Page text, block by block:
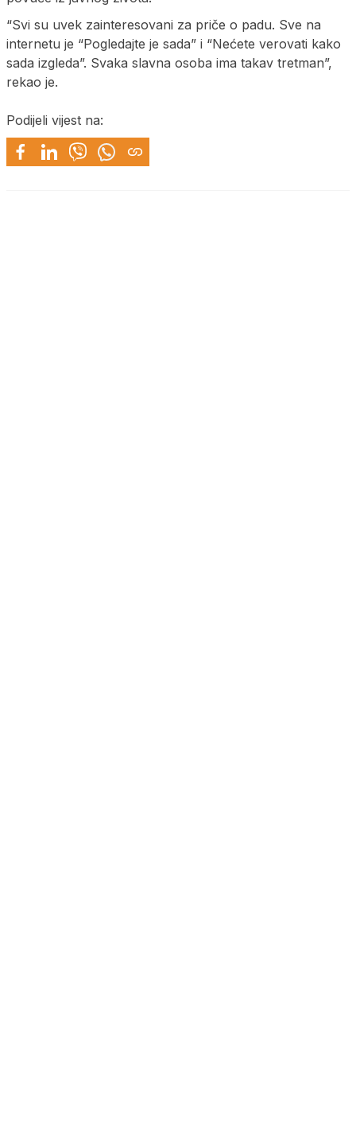
“Svi su uvek zainteresovani za priče o padu. Sve na
internetu je “Pogledajte je sada” i “Nećete verovati kako
sada izgleda”. Svaka slavna osoba ima takav tretman”,
rekao je.
Podijeli vijest na: